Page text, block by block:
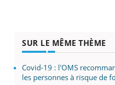
SUR LE MÊME THÈME
Covid-19 : l'OMS
les personnes à risque de